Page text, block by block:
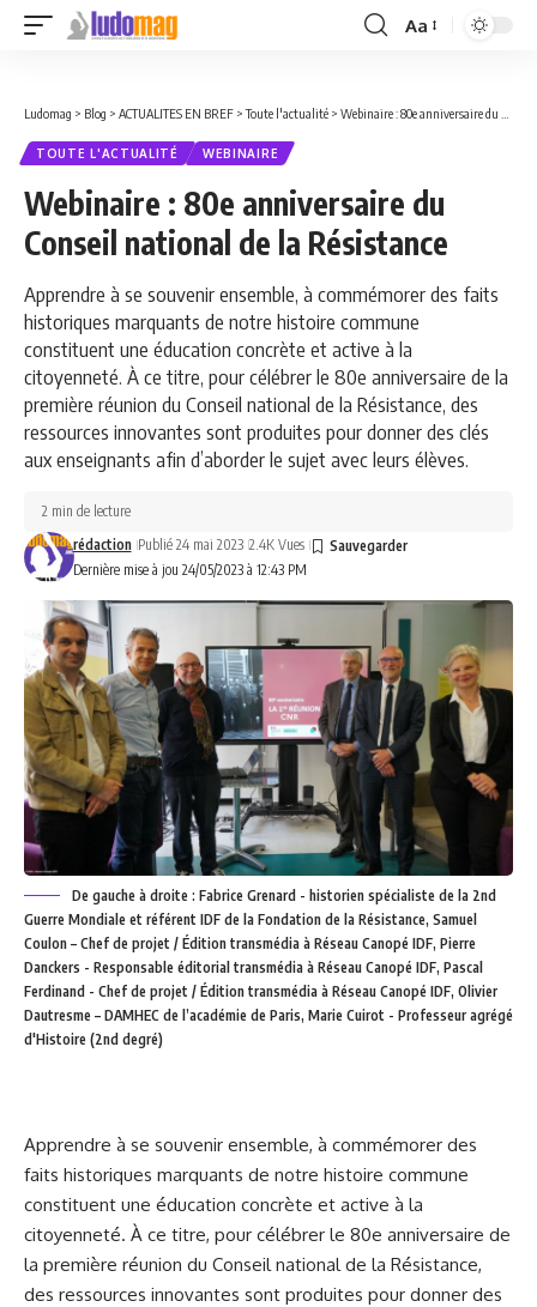
Font
Aa
Ludomag > Blog > ACTUALITES EN BREF >Toute l'actualité > Webinaire : 80e anniversaire du Conseil national de la Résistance
TOUTE L'ACTUALITÉ WEBINAIRE
Webinaire : 80e anniversaire du
Conseil national de la Résistance
Apprendre à se souvenir ensemble, à commémorer des faits
historiques marquants de notre histoire commune
constituent une éducation concrète et active à la
citoyenneté. À ce titre, pour célébrer le 80e anniversaire de la
première réunion du Conseil national de la Résistance, des
ressources innovantes sont produites pour donner des clés
aux enseignants afin d’aborder le sujet avec leurs élèves.
Dernière mise à jou 24/05/2023 à 12:43 PM
rédaction Publié 24 mai 2023 2.4K Vues
2 min de lecture
De gauche à droite : Fabrice Grenard - historien spécialiste de la 2nd
Guerre Mondiale et référent IDF de la Fondation de la Résistance, Samuel
Coulon – Chef de projet / Édition transmédia à Réseau Canopé IDF, Pierre
Danckers - Responsable éditorial transmédia à Réseau Canopé IDF, Pascal
Ferdinand - Chef de projet / Édition transmédia à Réseau Canopé IDF, Olivier
Dautresme – DAMHEC de l’académie de Paris, Marie Cuirot - Professeur agrégé
d'Histoire (2nd degré)
Apprendre à se souvenir ensemble, à commémorer des
faits historiques marquants de notre histoire commune
constituent une éducation concrète et active à la
citoyenneté. À ce titre, pour célébrer le 80e anniversaire de
la première réunion du Conseil national de la Résistance,
des ressources innovantes sont produites pour donner des